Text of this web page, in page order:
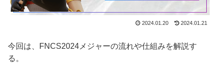
2024.01.20 2024.01.21
今回は、FNCS2024メジャーの流れや仕組みを解説す
る。